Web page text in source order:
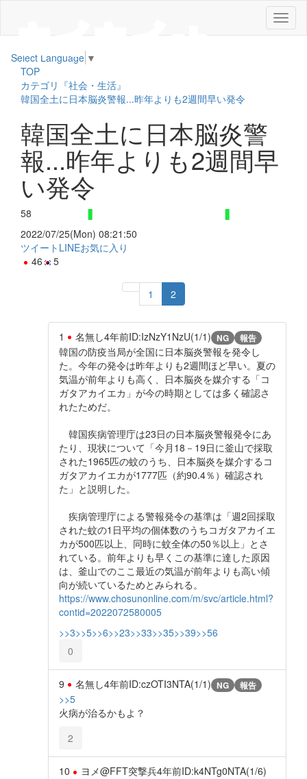
メ
ニ
Select Language ▼
TOP
カテゴリ『社会・生活』
韓国全土に日本脳炎警報...昨年よりも2週間早い発令
韓国全土に日本脳炎警
報...昨年よりも2週間早
い発令
58
2022/07/25(Mon) 08:21:50
ツイート LINEお気に入り
46
5
1 2
1 名無し4年前ID:IzNzY1NzU(1/1) NG 報告
韓国の防疫当局が全国に日本脳炎警報を発令し
た。今年の発令は昨年よりも2週間ほど早い。夏の
気温が前年よりも高く、日本脳炎を媒介する「コ
ガタアカイエカ」が今の時期としては多く確認さ
れたためだ。
韓国疾病管理庁は23日の日本脳炎警報発令にあ
たり、現状について「今月18－19日に釜山で採取
された1965匹の蚊のうち、日本脳炎を媒介するコ
ガタアカイエカが1777匹（約90.4％）確認され
た」と説明した。
疾病管理庁による警報発令の基準は「週2回採取
された蚊の1日平均の個体数のうちコガタアカイエ
カが500匹以上、同時に蚊全体の50％以上」とさ
れている。前年よりも早くこの基準に達した原因
は、釜山でのここ最近の気温が前年よりも高い傾
向が続いているためとみられる。
https://www.chosunonline.com/m/svc/article.html?
contid=2022072580005
>>3>>5>>6>>23>>33>>35>>39>>56
0
9 名無し4年前ID:czOTI3NTA(1/1) NG 報告
>>5
火病が治るかもよ？
2
10 ヨメ@FFT突撃兵4年前ID:k4NTg0NTA(1/6)